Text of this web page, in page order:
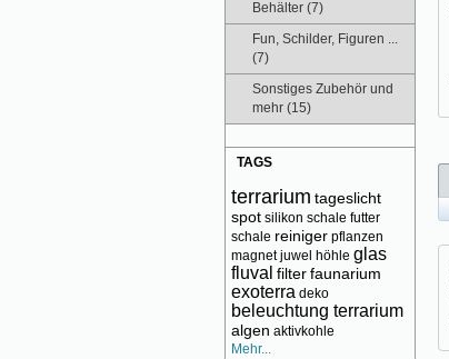
Behälter (7)
Fun, Schilder, Figuren ...
(7)
Sonstiges Zubehör und
mehr (15)
TAGS
terrarium tageslicht
spot silikon schale futter
schale reiniger pflanzen
magnet juwel höhle glas
fluval filterfaunarium
exoterra deko
beleuchtung terrarium
algen aktivkohle
Mehr...